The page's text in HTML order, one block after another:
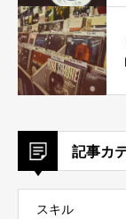
記事カ
スキル